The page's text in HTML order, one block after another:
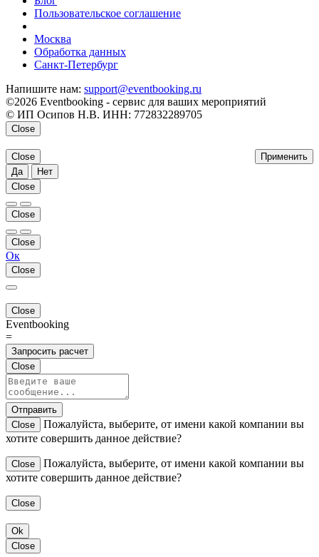
Пользовательское соглашение
Москва
Обработка данных
Санкт-Петербург
Напишите нам: support@eventbooking.ru
©2026 Eventbooking - сервис для ваших мероприятий
© ИП Осипов Н.В. ИНН: 772832289705
Close
Применить
Close
Да
Нет
Close
Close
Close
Ок
Close
Close
Eventbooking
=
Запросить расчет
Close
Отправить
Close
Пожалуйста, выберите, от имени какой компании вы
хотите совершить данное действие?
Close
Пожалуйста, выберите, от имени какой компании вы
хотите совершить данное действие?
Close
Ok
Close